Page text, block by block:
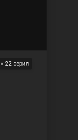
» 22 серия